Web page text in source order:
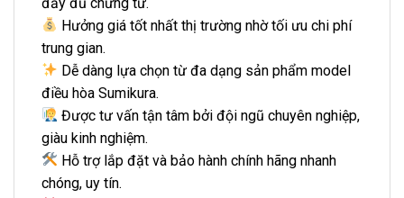
Hưởng giá tốt nhất thị trường nhờ tối ưu chi phí
trung gian.
Dễ dàng lựa chọn từ đa dạng sản phẩm model
điều hòa Sumikura.
Được tư vấn tận tâm bởi đội ngũ chuyên nghiệp,
giàu kinh nghiệm.
Hỗ trợ lắp đặt và bảo hành chính hãng nhanh
chóng, uy tín.